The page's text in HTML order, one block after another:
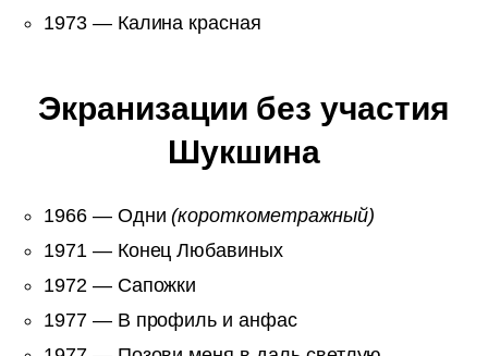
1973 — Калина красная
Экранизации без участия
Шукшина
1966 — Одни(короткометражный)
1971 — Конец Любавиных
1972 — Сапожки
1977 — В профиль и анфас